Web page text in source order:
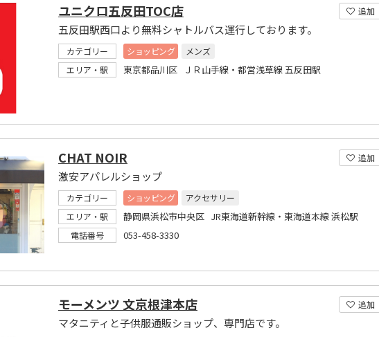
追加
ユニクロ五反田TOC店
五反田駅西口より無料シャトルバス運行しております。
カテゴリー ショッピング
メンズ
エリア・駅
東京都品川区 ＪＲ山手線・都営浅草線 五反田駅
追加
CHAT NOIR
激安アパレルショップ
カテゴリー ショッピング
アクセサリー
エリア・駅
静岡県浜松市中央区 JR東海道新幹線・東海道本線 浜松駅
電話番号 053-458-3330
追加
モーメンツ 文京根津本店
マタニティと子供服通販ショップ、専門店です。